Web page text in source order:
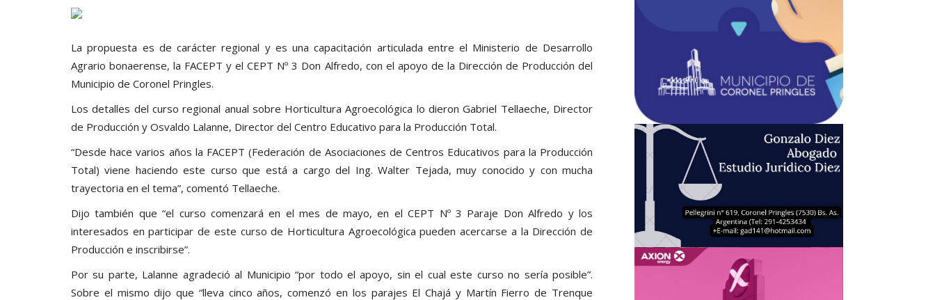
La propuesta es de carácter regional y es una capacitación articulada entre el Ministerio de Desarrollo
Agrario bonaerense, la FACEPT y el CEPT Nº 3 Don Alfredo, con el apoyo de la Dirección de Producción del
Municipio de Coronel Pringles.
Los detalles del curso regional anual sobre Horticultura Agroecológica lo dieron Gabriel Tellaeche, Director
de Producción y Osvaldo Lalanne, Director del Centro Educativo para la Producción Total.
“Desde hace varios años la FACEPT (Federación de Asociaciones de Centros Educativos para la Producción
Total) viene haciendo este curso que está a cargo del Ing. Walter Tejada, muy conocido y con mucha
trayectoria en el tema”, comentó Tellaeche.
Dijo también que “el curso comenzará en el mes de mayo, en el CEPT Nº 3 Paraje Don Alfredo y los
interesados en participar de este curso de Horticultura Agroecológica pueden acercarse a la Dirección de
Producción e inscribirse”.
Por su parte, Lalanne agradeció al Municipio “por todo el apoyo, sin el cual este curso no sería posible”.
Sobre el mismo dijo que “lleva cinco años, comenzó en los parajes El Chajá y Martín Fierro de Trenque